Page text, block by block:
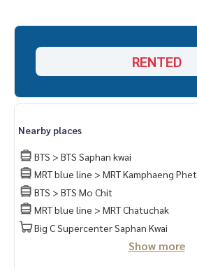
RENTED
Nearby places
BTS > BTS Saphan kwai
MRT blue line > MRT Kamphaeng Phet
BTS > BTS Mo Chit
MRT blue line > MRT Chatuchak
Big C Supercenter Saphan Kwai
Show more